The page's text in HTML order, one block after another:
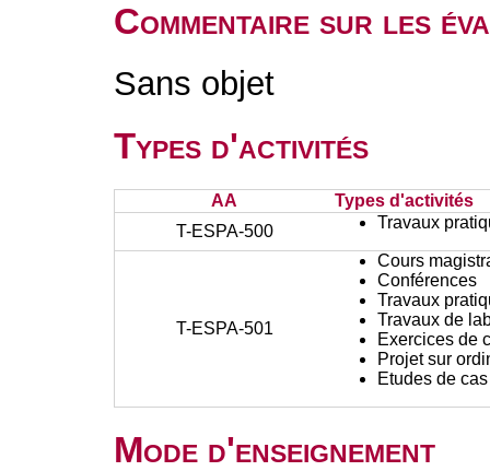
Commentaire sur les
Sans objet
Types d'activités
AA
Types d'activités
T-ESPA-500
Travaux
T-ESPA-501
Cours
Conférences
Travaux
Travaux de
Exercices de
Projet sur
Etudes de cas
Mode d'enseignement